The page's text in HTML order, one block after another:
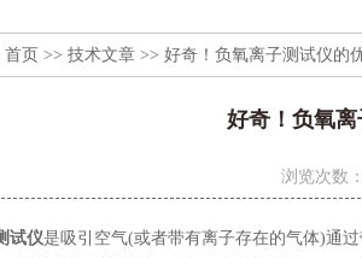
首页 >> 技术文章 >> 好奇！负氧离子测试仪的
好奇！负氧
浏览次数：
试仪是吸引空气(或者带有离子存在的气体)通